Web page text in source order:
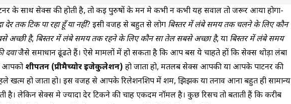
के साथ सेक्स की होती है, तो कई पुरुषों के मन मे कभी न कभी यह सवाल तो जरूर आया होगा-
देर तक टिक पा रहा हूँ या नहीं? इसी वजह से बहुत से लोग बिस्तर में लंबे समय तक चलने के लिए कौन
अच्छी है, बिस्तर में लंबे समय तक रहने के लिए कौन सा तेल सबसे अच्छा है, या बिस्तर में लंबे समय
दवाजैसे समाधान ढूंढते हैं। ऐसे मामलों में हो सकता है कि आप बस ये चाहते हों कि सेक्स थोड़ा लंबा
आपको शीघ्रपतन (प्रीमैच्योर इजेकुलेशन) हो जाता हो, मतलब सेक्स आपकी या आपके पार्टनर की
खत्म हो जाता हो। इस वजह से आपके रिलेशनशिप में शर्म, झिझक या तनाव आना बहुत ही सामान्य
है। लेकिन सेक्स मे ज्यादा देर टिकने की चाह एकदम नॉर्मल है। कुछ रिसर्च तो बताती हैं कि करीब